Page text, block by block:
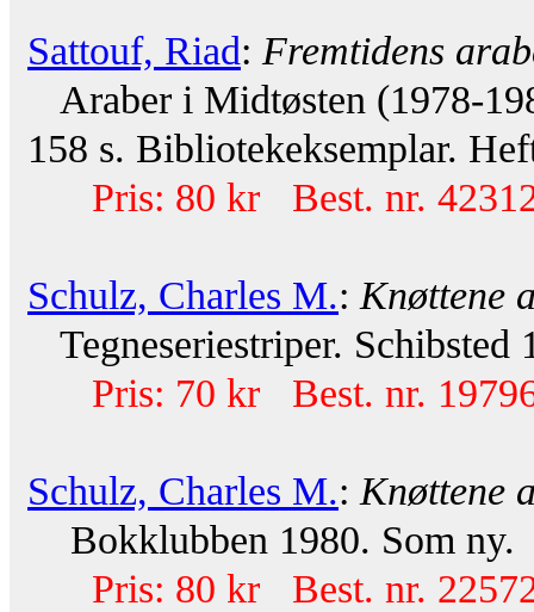
Sattouf, Riad: Fremtidens
Araber i Midtøsten (1978-
158 s. Bibliotekeksemplar.
Pris: 80 kr Best. nr.
Schulz, Charles M.: Knøttene
Tegneseriestriper.
Pris: 70 kr Best. nr.
Schulz, Charles M.: Knøttene
Bokklubben 1980. Som ny.
Pris: 80 kr Best. nr.